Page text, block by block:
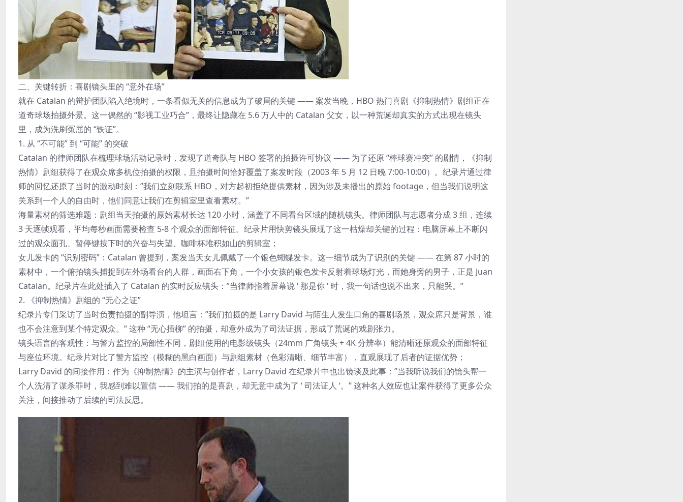
二、关键转折：喜剧镜头里的 “意外在场”
就在 Catalan 的辩护团队陷入绝境时，一条看似无关的信息成为了破局的关键 —— 案发当晚，HBO 热门喜剧《抑制热情》剧组正在
道奇球场拍摄外景。这一偶然的 “影视工业巧合”，最终让隐藏在 5.6 万人中的 Catalan 父女，以一种荒诞却真实的方式出现在镜头
里，成为洗刷冤屈的 “铁证”。
1. 从 “不可能” 到 “可能” 的突破
Catalan 的律师团队在梳理球场活动记录时，发现了道奇队与 HBO 签署的拍摄许可协议 —— 为了还原 “棒球赛冲突” 的剧情，《抑制
热情》剧组获得了在观众席多机位拍摄的权限，且拍摄时间恰好覆盖了案发时段（2003 年 5 月 12 日晚 7:00-10:00）。纪录片通过律
师的回忆还原了当时的激动时刻：”我们立刻联系 HBO，对方起初拒绝提供素材，因为涉及未播出的原始 footage，但当我们说明这
关系到一个人的自由时，他们同意让我们在剪辑室里查看素材。”
海量素材的筛选难题：剧组当天拍摄的原始素材长达 120 小时，涵盖了不同看台区域的随机镜头。律师团队与志愿者分成 3 组，连续
3 天逐帧观看，平均每秒画面需要检查 5-8 个观众的面部特征。纪录片用快剪镜头展现了这一枯燥却关键的过程：电脑屏幕上不断闪
过的观众面孔、暂停键按下时的兴奋与失望、咖啡杯堆积如山的剪辑室；
女儿发卡的 “识别密码”：Catalan 曾提到，案发当天女儿佩戴了一个银色蝴蝶发卡。这一细节成为了识别的关键 —— 在第 87 小时的
素材中，一个俯拍镜头捕捉到左外场看台的人群，画面右下角，一个小女孩的银色发卡反射着球场灯光，而她身旁的男子，正是 Juan
Catalan。纪录片在此处插入了 Catalan 的实时反应镜头：”当律师指着屏幕说 ‘ 那是你 ‘ 时，我一句话也说不出来，只能哭。”
2. 《抑制热情》剧组的 “无心之证”
纪录片专门采访了当时负责拍摄的副导演，他坦言：”我们拍摄的是 Larry David 与陌生人发生口角的喜剧场景，观众席只是背景，谁
也不会注意到某个特定观众。” 这种 “无心插柳” 的拍摄，却意外成为了司法证据，形成了荒诞的戏剧张力。
镜头语言的客观性：与警方监控的局部性不同，剧组使用的电影级镜头（24mm 广角镜头 + 4K 分辨率）能清晰还原观众的面部特征
与座位环境。纪录片对比了警方监控（模糊的黑白画面）与剧组素材（色彩清晰、细节丰富），直观展现了后者的证据优势；
Larry David 的间接作用：作为《抑制热情》的主演与创作者，Larry David 在纪录片中也出镜谈及此事：”当我听说我们的镜头帮一
个人洗清了谋杀罪时，我感到难以置信 —— 我们拍的是喜剧，却无意中成为了 ‘ 司法证人 ‘。” 这种名人效应也让案件获得了更多公众
关注，间接推动了后续的司法反思。